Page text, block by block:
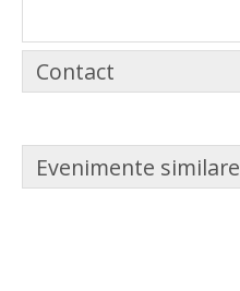
Contact
Evenimente similare